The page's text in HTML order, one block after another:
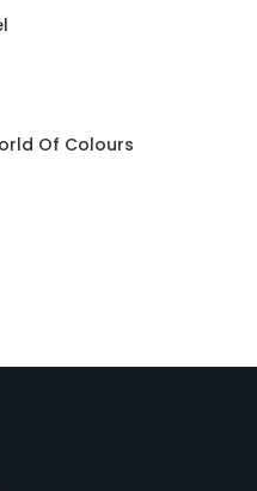
Of Colours